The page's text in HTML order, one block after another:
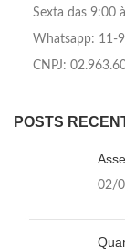
Sexta das 9:00
Whatsapp: 11-
CNPJ:
POSTS
02/